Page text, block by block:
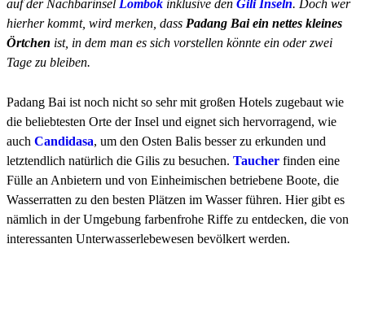
auf der Nachbarinsel Lombok inklusive den Gili Inseln. Doch wer
hierher kommt, wird merken, dass Padang Bai ein nettes kleines
Örtchen ist, in dem man es sich vorstellen könnte ein oder zwei
Tage zu bleiben.
Padang Bai ist noch nicht so sehr mit großen Hotels zugebaut wie
die beliebtesten Orte der Insel und eignet sich hervorragend, wie
auch Candidasa, um den Osten Balis besser zu erkunden und
letztendlich natürlich die Gilis zu besuchen. Taucher finden eine
Fülle an Anbietern und von Einheimischen betriebene Boote, die
Wasserratten zu den besten Plätzen im Wasser führen. Hier gibt es
nämlich in der Umgebung farbenfrohe Riffe zu entdecken, die von
interessanten Unterwasserlebewesen bevölkert werden.